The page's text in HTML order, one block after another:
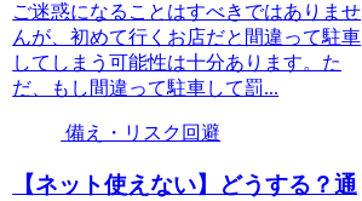
ご迷惑になることはすべきではありませ
んが、初めて行くお店だと間違って駐車
してしまう可能性は十分あります。た
だ、もし間違って駐車して罰...
備え・リスク回避
【ネット使えない】どうする？通